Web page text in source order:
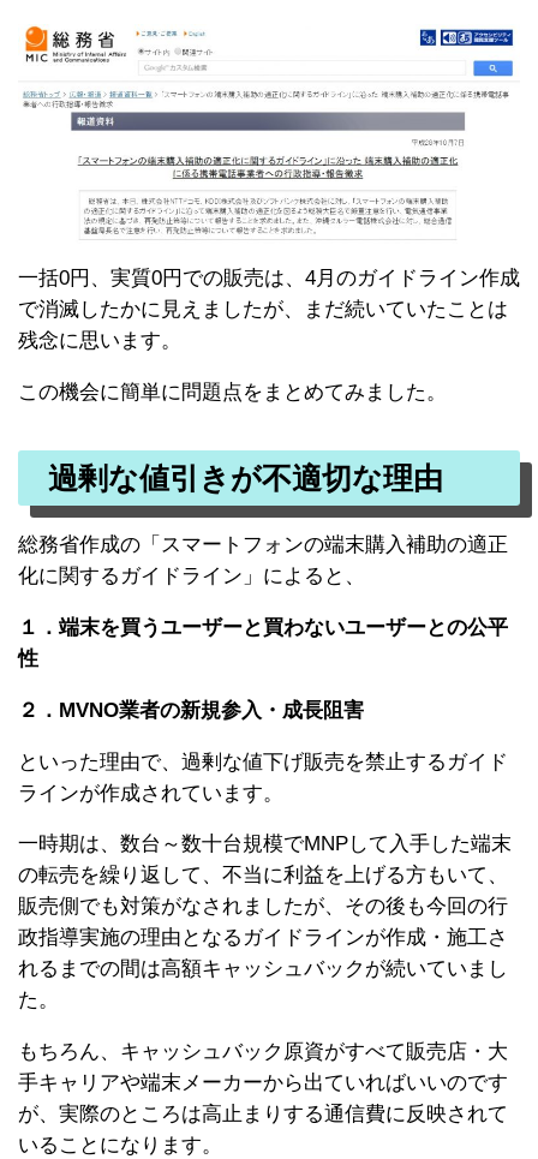
一括0円、実質0円での販売は、4月のガイドライン作成
で消滅したかに見えましたが、まだ続いていたことは
残念に思います。
この機会に簡単に問題点をまとめてみました。
過剰な値引きが不適切な理由
総務省作成の「スマートフォンの端末購入補助の適正
化に関するガイドライン」によると、
１．端末を買うユーザーと買わないユーザーとの公平
性
２．MVNO業者の新規参入・成長阻害
といった理由で、過剰な値下げ販売を禁止するガイド
ラインが作成されています。
一時期は、数台～数十台規模でMNPして入手した端末
の転売を繰り返して、不当に利益を上げる方もいて、
販売側でも対策がなされましたが、その後も今回の行
政指導実施の理由となるガイドラインが作成・施工さ
れるまでの間は高額キャッシュバックが続いていまし
た。
もちろん、キャッシュバック原資がすべて販売店・大
手キャリアや端末メーカーから出ていればいいのです
が、実際のところは高止まりする通信費に反映されて
いることになります。